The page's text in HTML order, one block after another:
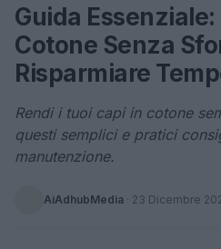
Guida
Cotone Senza
Risparmiare
Rendi i tuoi capi in cotone
questi semplici e pratici
manutenzione.
AiAdhubMedia · 23 Dicembre